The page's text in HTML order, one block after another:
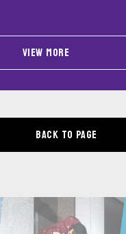
VIEW MORE
BACK TO PAGE